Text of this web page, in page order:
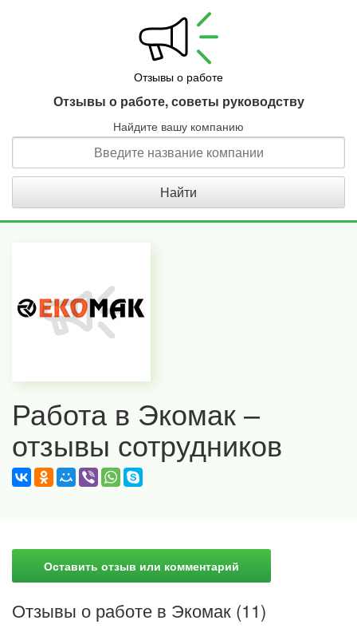
Отзывы о работе
Отзывы о работе, советы руководству
Найдите вашу компанию
Работа в Экомак –
отзывы сотрудников
Оставить отзыв или комментарий
Отзывы о работе в Экомак (11)